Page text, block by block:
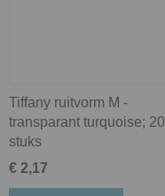
Tiffany ruitvorm M -
transparant turquoise; 20
stuks
€ 2,17